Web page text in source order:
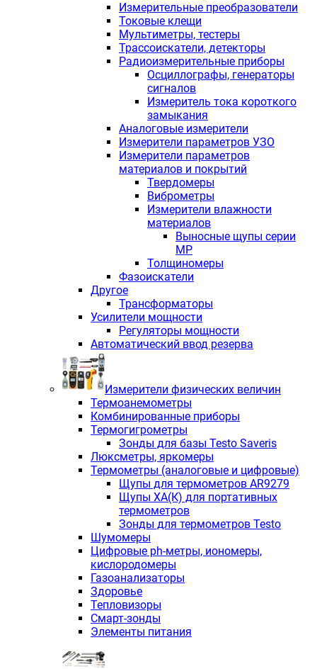
Измерительные преобразователи
Токовые клещи
Мультиметры, тестеры
Трассоискатели, детекторы
Радиоизмерительные приборы
Осциллографы, генераторы
сигналов
Измеритель тока короткого
замыкания
Аналоговые измерители
Измерители параметров УЗО
Измерители параметров
материалов и покрытий
Твердомеры
Виброметры
Измерители влажности
материалов
Выносные щупы серии
МР
Толщиномеры
Фазоискатели
Другое
Трансформаторы
Усилители мощности
Регуляторы мощности
Автоматический ввод резерва
Измерители физических величин
Термоанемометры
Комбинированные приборы
Термогигрометры
Зонды для базы Testo Saveris
Люксметры, яркомеры
Термометры (аналоговые и цифровые)
Щупы для термометров AR9279
Щупы ХА(К) для портативных
термометров
Зонды для термометров Testo
Шумомеры
Цифровые ph-метры, иономеры,
кислородомеры
Газоанализаторы
Здоровье
Тепловизоры
Смарт-зонды
Элементы питания